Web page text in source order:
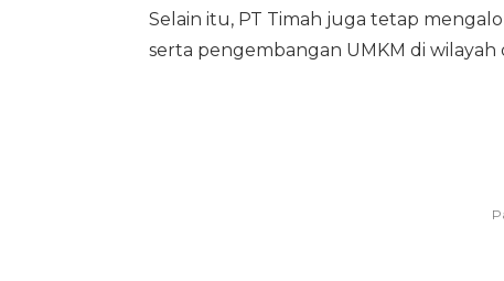
Selain itu, PT Timah juga tetap
serta pengembangan UMKM di wilayah